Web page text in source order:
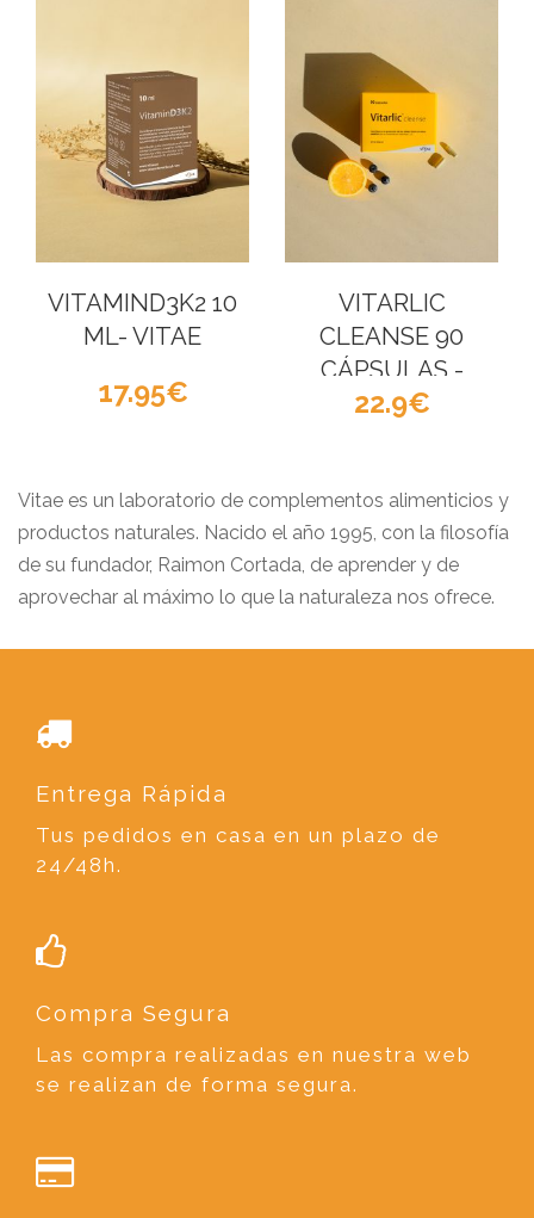
VITAMIND3K2 10
ML- VITAE
17.95
VITARLIC
CLEANSE 90
CÁPSULAS -
VITAE
22.9
Vitae es un laboratorio de complementos alimenticios y
productos naturales. Nacido el año 1995, con la filosofía
de su fundador, Raimon Cortada, de aprender y de
aprovechar al máximo lo que la naturaleza nos ofrece.
Entrega Rápida
Tus pedidos en casa en un plazo de
24/48h.
Compra Segura
Las compra realizadas en nuestra web
se realizan de forma segura.